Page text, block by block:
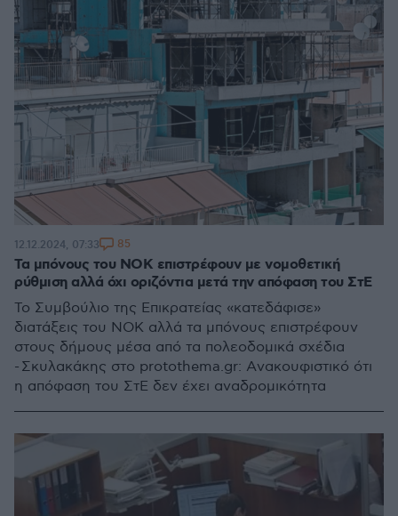
Τα μπόνους του ΝΟΚ επιστρέφουν με νομοθετική
ρύθμιση αλλά όχι οριζόντια μετά την απόφαση του ΣτΕ
Το Συμβούλιο της Επικρατείας «κατεδάφισε»
διατάξεις του ΝΟΚ αλλά τα μπόνους επιστρέφουν
στους δήμους μέσα από τα πολεοδομικά σχέδια
- Σκυλακάκης στο protothema.gr: Aνακουφιστικό ότι
η απόφαση του ΣτΕ δεν έχει αναδρομικότητα
12.12.2024, 07:33 85